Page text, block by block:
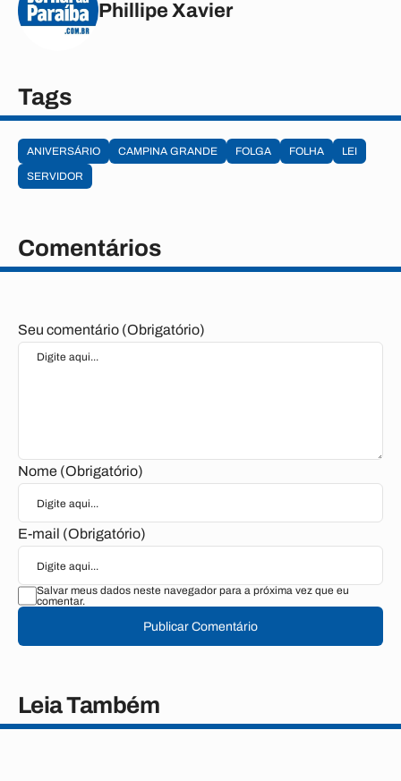
Phillipe Xavier
Tags
ANIVERSÁRIO CAMPINA GRANDE FOLGA FOLHA
LEI
SERVIDOR
Comentários
Seu comentário (Obrigatório)
Nome (Obrigatório)
E-mail (Obrigatório)
Salvar meus dados neste navegador para a próxima vez que eu
comentar.
Publicar Comentário
Leia Também